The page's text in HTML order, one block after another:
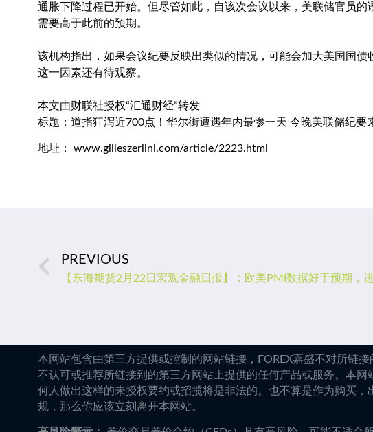
通胀下降过程已开始。但尽管如此，自该次会议以来，美联储官员
需要高于此前的预期。
该机构指出，如果会议纪要反映出类似的情况，可能会加大美国国
这一因素还有待观察。
本文由财联社授权“汇通财经”转发
标题：道指狂泻近700点！华尔街遭遇年内最惨一天 今晚美联储纪要
地址： www.gilleszerlini.com/article/2223.html
PREVIOUS
本网站包含由第三方提供或控制的网站链接，FOREX嘉盛不对所链
不认可或推荐所链接到的第三方网站上提供的任何产品或服务。本
何人做出这样的未授权要约或招揽将是非法的。也不算是作为购买
规，那么你应该立刻离开本网站。